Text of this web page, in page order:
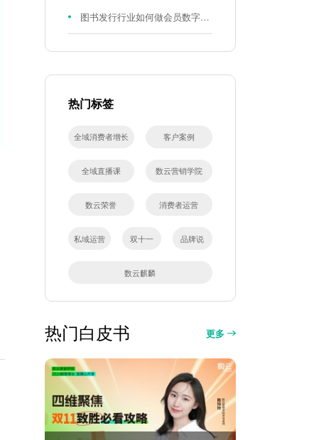
图书发行行业如何做会员数字化?河南新华书店给打了个样！
热门标签
全域消费者增长 客户案例
全域直播课 数云营销学院
数云荣誉 消费者运营
私域运营 双十一 品牌说
数云麒麟
热门白皮书 更多